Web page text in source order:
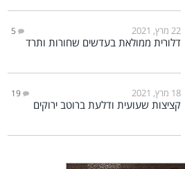
22 מרץ, 2021 5
דלורית ממולאת בעדשים שחורות ותרד
18 מרץ, 2021 19
קציצות שעועית ודלעת ברוטב ירוקים